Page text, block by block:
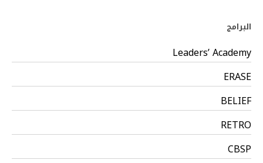
البرامج
Leaders’ Academy
ERASE
BELIEF
RETRO
CBSP